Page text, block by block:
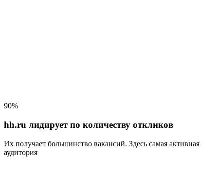
90%
hh.ru лидирует по количеству откликов
Их получает большинство вакансий. Здесь самая активная
аудитория